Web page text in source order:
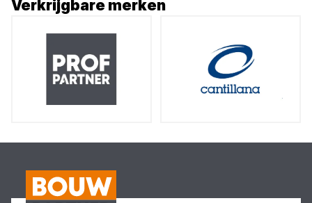
Verkrijgbare merken